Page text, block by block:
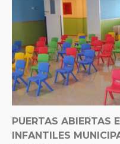
PUERTAS ABIERTAS
INFANTILES